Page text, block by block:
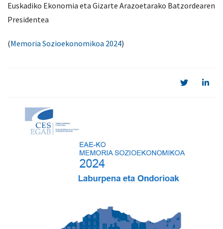
Euskadiko Ekonomia eta Gizarte Arazoetarako Batzordearen
Presidentea
(Memoria Sozioekonomikoa 2024)